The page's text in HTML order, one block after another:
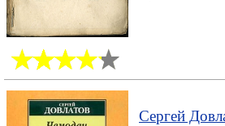
Сергей